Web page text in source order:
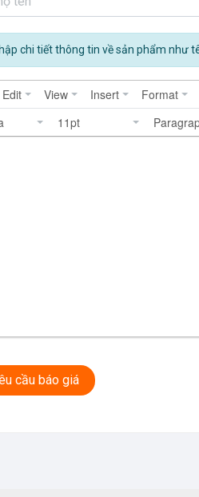
chi tiết thông tin về sản phẩm như
Edit View Insert Format
11pt
cầu báo giá